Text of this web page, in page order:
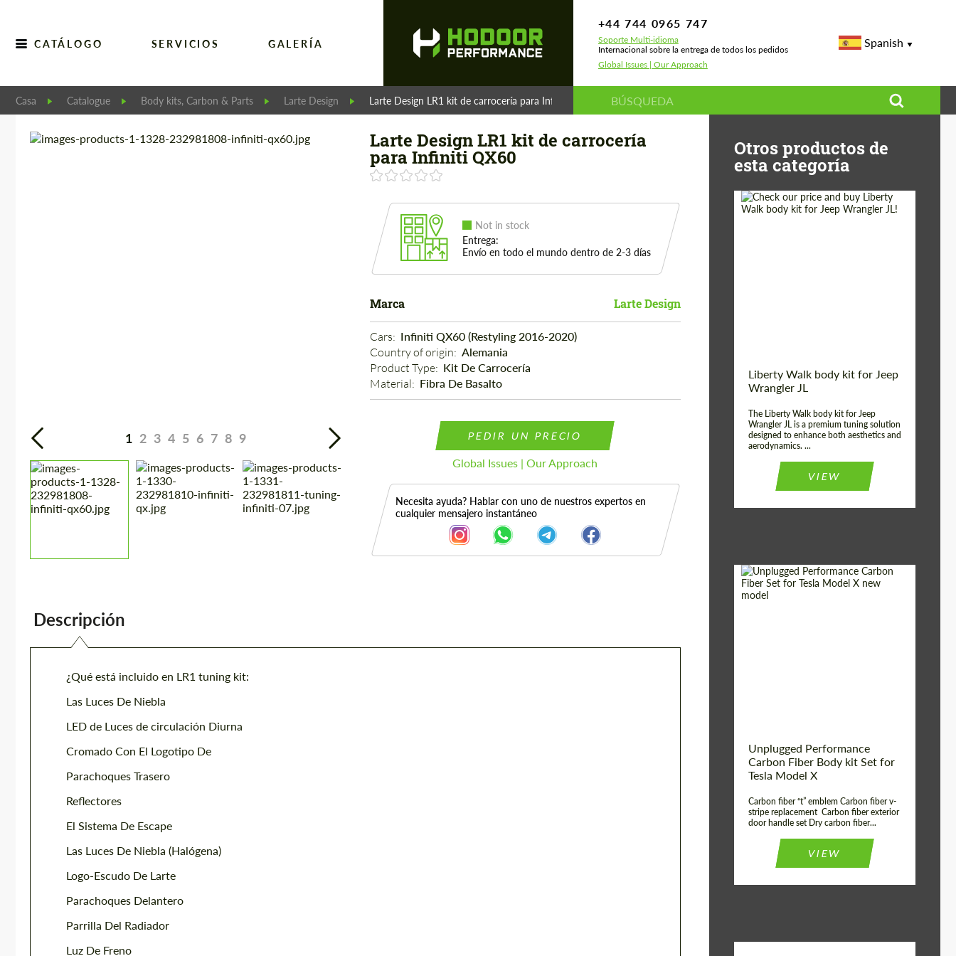
CATÁLOGO SERVICIOS GALERÍA
+44 744 0965 747
Soporte Multi-idioma
Internacional sobre la entrega de todos los pedidos
Global Issues | Our Approach
Spanish
Casa Catalogue Body kits, Carbon & Parts Larte Design Larte Design LR1 kit de carrocería para Infiniti QX60
1 2 3 4 5 6 7 8 9
Larte Design LR1 kit de carrocería
para Infiniti QX60
Not in stock
Entrega:
Envío en todo el mundo dentro de 2-3 días
Marca Larte Design
Cars: Infiniti QX60 (Restyling 2016-2020)
Country of origin: Alemania
Product Type: Kit De Carrocería
Material: Fibra De Basalto
PEDIR UN PRECIO
Global Issues | Our Approach
Necesita ayuda? Hablar con uno de nuestros expertos en
cualquier mensajero instantáneo
Descripción
¿Qué está incluido en LR1 tuning kit:
Las Luces De Niebla
LED de Luces de circulación Diurna
Cromado Con El Logotipo De
Parachoques Trasero
Reflectores
El Sistema De Escape
Las Luces De Niebla (Halógena)
Logo-Escudo De Larte
Parachoques Delantero
Parrilla Del Radiador
Luz De Freno
Otros productos de
esta categoría
Liberty Walk body kit for Jeep
Wrangler JL
The Liberty Walk body kit for Jeep
Wrangler JL is a premium tuning solution
designed to enhance both aesthetics and
aerodynamics. ...
VIEW
Unplugged Performance
Carbon Fiber Body kit Set for
Tesla Model X
Carbon fiber “t” emblem Carbon fiber v-
stripe replacement Carbon fiber exterior
door handle set Dry carbon fiber...
VIEW